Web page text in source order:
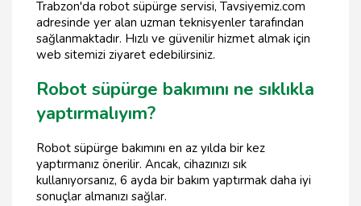
Trabzon'da robot süpürge servisi, Tavsiyemiz.com
adresinde yer alan uzman teknisyenler tarafından
sağlanmaktadır. Hızlı ve güvenilir hizmet almak için
web sitemizi ziyaret edebilirsiniz.
Robot süpürge bakımını ne sıklıkla
yaptırmalıyım?
Robot süpürge bakımını en az yılda bir kez
yaptırmanız önerilir. Ancak, cihazınızı sık
kullanıyorsanız, 6 ayda bir bakım yaptırmak daha iyi
sonuçlar almanızı sağlar.